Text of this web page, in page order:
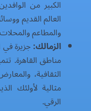
الكبير من
العالم القديم
والمطاعم
الزمالك:جزيرة
مناطق القاهرة.
الثقافية،
مثالية لأولئك
الرقي.